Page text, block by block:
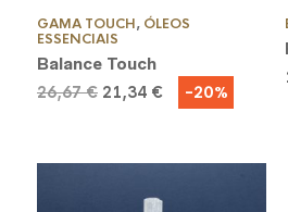
GAMA TOUCH, ÓLEOS
ESSENCIAIS
Balance Touch
26,67€ O
21,34 €
preço
-20%